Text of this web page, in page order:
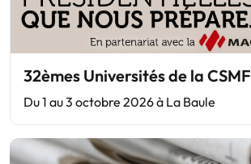
32èmes Universités de la CSMF
Du 1 au 3 octobre 2026 à La Baule